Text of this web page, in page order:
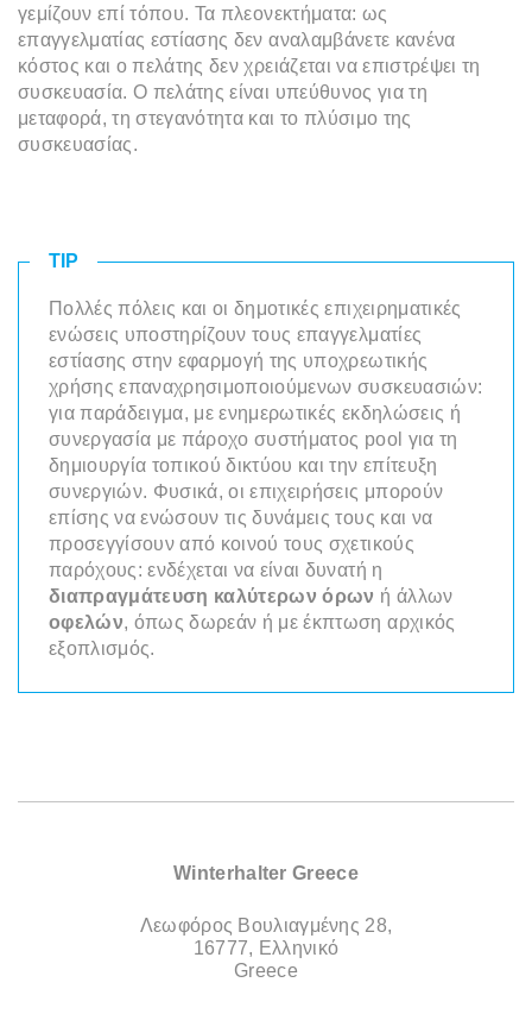
γεμίζουν επί τόπου. Τα πλεονεκτήματα: ως
επαγγελματίας εστίασης δεν αναλαμβάνετε κανένα
κόστος και ο πελάτης δεν χρειάζεται να επιστρέψει τη
συσκευασία. Ο πελάτης είναι υπεύθυνος για τη
μεταφορά, τη στεγανότητα και το πλύσιμο της
συσκευασίας.
TIP
Πολλές πόλεις και οι δημοτικές επιχειρηματικές
ενώσεις υποστηρίζουν τους επαγγελματίες
εστίασης στην εφαρμογή της υποχρεωτικής
χρήσης επαναχρησιμοποιούμενων συσκευασιών:
για παράδειγμα, με ενημερωτικές εκδηλώσεις ή
συνεργασία με πάροχο συστήματος pool για τη
δημιουργία τοπικού δικτύου και την επίτευξη
συνεργιών. Φυσικά, οι επιχειρήσεις μπορούν
επίσης να ενώσουν τις δυνάμεις τους και να
προσεγγίσουν από κοινού τους σχετικούς
παρόχους: ενδέχεται να είναι δυνατή η
διαπραγμάτευση καλύτερων όρων ή άλλων
οφελών, όπως δωρεάν ή με έκπτωση αρχικός
εξοπλισμός.
Winterhalter Greece
Λεωφόρος Βουλιαγμένης 28,
16777, Ελληνικό
Greece